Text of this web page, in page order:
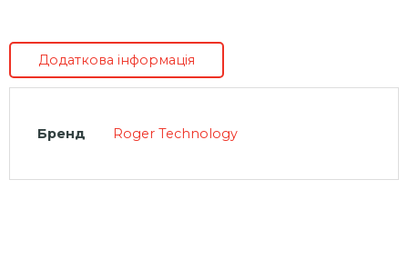
Додаткова інформація
Бренд Roger Technology